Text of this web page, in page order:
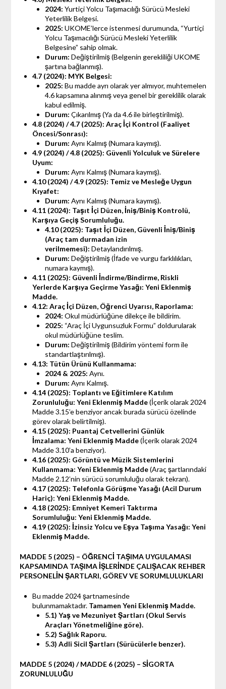
2024: Yurtiçi Yolcu Taşımacılığı Sürücü Mesleki
Yeterlilik Belgesi.
2025: UKOME’lerce istenmesi durumunda, “Yurtiçi
Yolcu Taşımacılığı Sürücü Mesleki Yeterlilik
Belgesine” sahip olmak.
Durum: Değiştirilmiş (Belgenin gerekliliği UKOME
şartına bağlanmış).
4.7 (2024): MYK Belgesi:
2025: Bu madde ayrı olarak yer almıyor, muhtemelen
4.6 kapsamına alınmış veya genel bir gereklilik olarak
kabul edilmiş.
Durum: Çıkarılmış (Ya da 4.6 ile birleştirilmiş).
4.8 (2024) / 4.7 (2025): Araç İçi Kontrol (Faaliyet
Öncesi/Sonrası):
Durum: Aynı Kalmış (Numara kaymış).
4.9 (2024) / 4.8 (2025): Güvenli Yolculuk ve Sürelere
Uyum:
Durum: Aynı Kalmış (Numara kaymış).
4.10 (2024) / 4.9 (2025): Temiz ve Mesleğe Uygun
Kıyafet:
Durum: Aynı Kalmış (Numara kaymış).
4.11 (2024): Taşıt İçi Düzen, İniş/Biniş Kontrolü,
Karşıya Geçiş Sorumluluğu.
4.10 (2025): Taşıt İçi Düzen, Güvenli İniş/Biniş
(Araç tam durmadan izin
verilmemesi): Detaylandırılmış.
Durum: Değiştirilmiş (İfade ve vurgu farklılıkları,
numara kaymış).
4.11 (2025): Güvenli İndirme/Bindirme, Riskli
Yerlerde Karşıya Geçirme Yasağı: Yeni Eklenmiş
Madde.
4.12: Araç İçi Düzen, Öğrenci Uyarısı, Raporlama:
2024: Okul müdürlüğüne dilekçe ile bildirim.
2025: “Araç İçi Uygunsuzluk Formu” doldurularak
okul müdürlüğüne teslim.
Durum: Değiştirilmiş (Bildirim yöntemi form ile
standartlaştırılmış).
4.13: Tütün Ürünü Kullanmama:
2024 & 2025: Aynı.
Durum: Aynı Kalmış.
4.14 (2025): Toplantı ve Eğitimlere Katılım
Zorunluluğu: Yeni Eklenmiş Madde(İçerik olarak 2024
Madde 3.15’e benziyor ancak burada sürücü özelinde
görev olarak belirtilmiş).
4.15 (2025): Puantaj Cetvellerini Günlük
İmzalama: Yeni Eklenmiş Madde(İçerik olarak 2024
Madde 3.10’a benziyor).
4.16 (2025): Görüntü ve Müzik Sistemlerini
Kullanmama: Yeni Eklenmiş Madde(Araç şartlarındaki
Madde 2.12’nin sürücü sorumluluğu olarak tekrarı).
4.17 (2025): Telefonla Görüşme Yasağı (Acil Durum
Hariç): Yeni Eklenmiş Madde.
4.18 (2025): Emniyet Kemeri Taktırma
Sorumluluğu: Yeni Eklenmiş Madde.
4.19 (2025): İzinsiz Yolcu ve Eşya Taşıma Yasağı: Yeni
Eklenmiş Madde.
MADDE 5 (2025) – ÖĞRENCİ TAŞIMA UYGULAMASI
KAPSAMINDA TAŞIMA İŞLERİNDE ÇALIŞACAK REHBER
PERSONELİN ŞARTLARI, GÖREV VE SORUMLULUKLARI
Bu madde 2024 şartnamesinde
bulunmamaktadır. Tamamen Yeni Eklenmiş Madde.
5.1) Yaş ve Mezuniyet Şartları (Okul Servis
Araçları Yönetmeliğine göre).
5.2) Sağlık Raporu.
5.3) Adli Sicil Şartları (Sürücülerle benzer).
MADDE 5 (2024) / MADDE 6 (2025) – SİGORTA
ZORUNLULUĞU